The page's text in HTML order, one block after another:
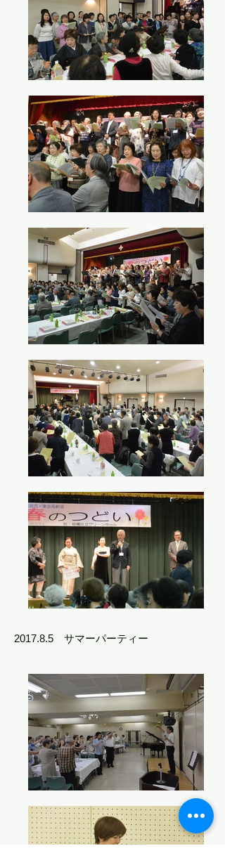
2017.8.5 サマーパーティー